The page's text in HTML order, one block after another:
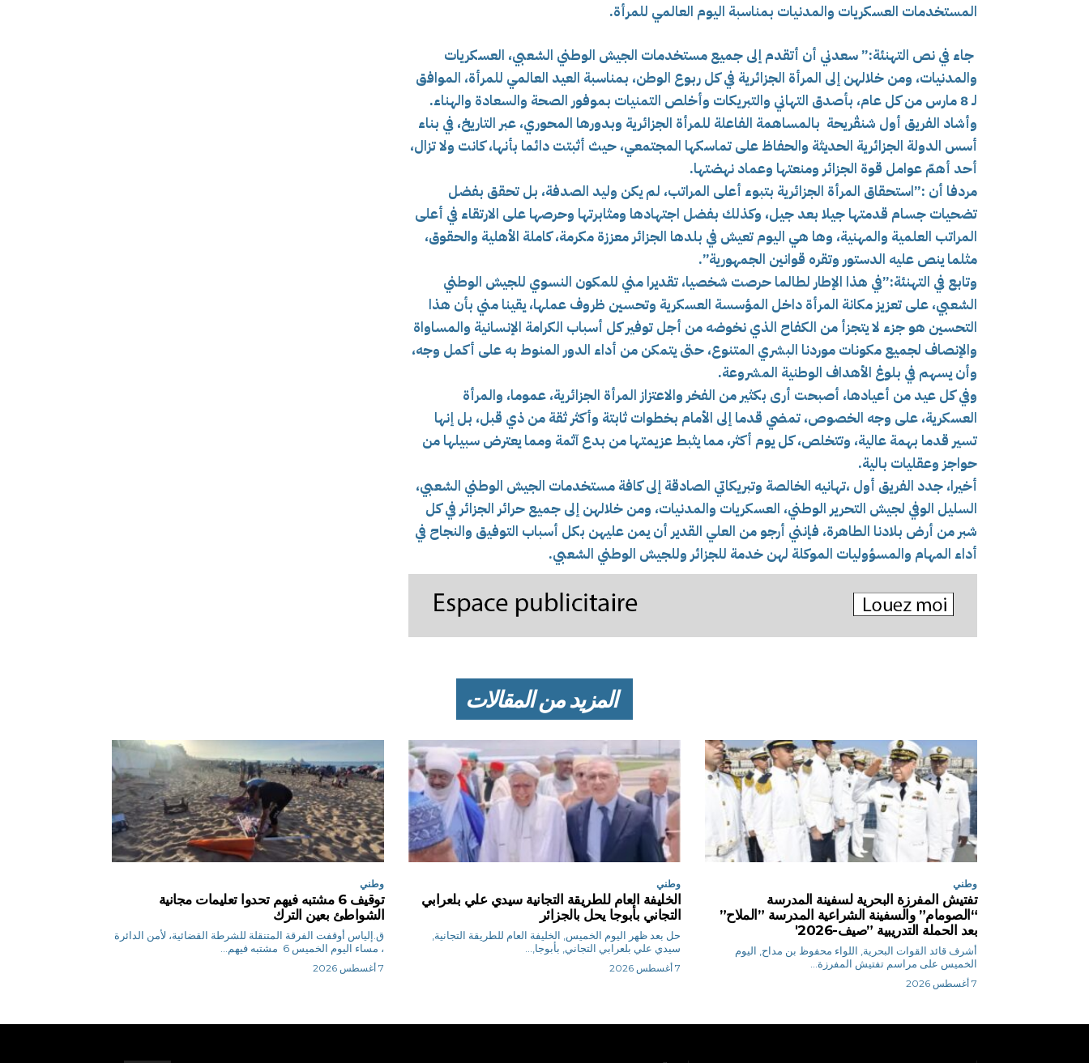
المستخدمات العسكريات والمدنيات بمناسبة اليوم العالمي للمرأة.
جاء في نص التهنئة:”سعدني أن أتقدم إلى جميع مستخدمات الجيش الوطني الشعبي، العسكريات
والمدنيات، ومن خلالهن إلى المرأة الجزائرية في كل ربوع الوطن، بمناسبة العيد العالمي للمرأة، الموافق
لـ 8 مارس من كل عام، بأصدق التهاني والتبريكات وأخلص التمنيات بموفور الصحة والسعادة والهناء.
وأشاد الفريق أول شنڨريحة بالمساهمة الفاعلة للمرأة الجزائرية وبدورها المحوري، عبر التاريخ، في بناء
أسس الدولة الجزائرية الحديثة والحفاظ على تماسكها المجتمعي، حيث أثبتت دائما بأنها، كانت ولا تزال،
أحد أهمّ عوامل قوة الجزائر ومنعتها وعماد نهضتها.
مردفا أن :”استحقاق المرأة الجزائرية بتبوء أعلى المراتب، لم يكن وليد الصدفة، بل تحقق بفضل
تضحيات جسام قدمتها جيلا بعد جيل، وكذلك بفضل اجتهادها ومثابرتها وحرصها على الارتقاء في أعلى
المراتب العلمية والمهنية، وها هي اليوم تعيش في بلدها الجزائر معززة مكرمة، كاملة الأهلية والحقوق،
مثلما ينص عليه الدستور وتقره قوانين الجمهورية”.
وتابع في التهنئة:”في هذا الإطار لطالما حرصت شخصيا، تقديرا مني للمكون النسوي للجيش الوطني
الشعبي، على تعزيز مكانة المرأة داخل المؤسسة العسكرية وتحسين ظروف عملها، يقينا مني بأن هذا
التحسين هو جزء لا يتجزأ من الكفاح الذي نخوضه من أجل توفير كل أسباب الكرامة الإنسانية والمساواة
والإنصاف لجميع مكونات موردنا البشري المتنوع، حتى يتمكن من أداء الدور المنوط به على أكمل وجه،
وأن يسهم في بلوغ الأهداف الوطنية المشروعة.
وفي كل عيد من أعيادها، أصبحت أرى بكثير من الفخر والاعتزاز المرأة الجزائرية، عموما، والمرأة
العسكرية، على وجه الخصوص، تمضي قدما إلى الأمام بخطوات ثابتة وأكثر ثقة من ذي قبل، بل إنها
تسير قدما بهمة عالية، وتتخلص، كل يوم أكثر، مما يثبط عزيمتها من بدع آثمة ومما يعترض سبيلها من
حواجز وعقليات بالية.
أخيرا، جدد الفريق أول ،تهانيه الخالصة وتبريكاتي الصادقة إلى كافة مستخدمات الجيش الوطني الشعبي،
السليل الوفي لجيش التحرير الوطني، العسكريات والمدنيات، ومن خلالهن إلى جميع حرائر الجزائر في كل
شبر من أرض بلادنا الطاهرة، فإنني أرجو من العلي القدير أن يمن عليهن بكل أسباب التوفيق والنجاح في
أداء المهام والمسؤوليات الموكلة لهن خدمة للجزائر وللجيش الوطني الشعبي.
المزيد من المقالات
وطني
تفتيش المفرزة البحرية لسفينة المدرسة
“الصومام” والسفينة الشراعية المدرسة ”الملاح”
بعد الحملة التدريبية ”صيف-2026′
أشرف قائد القوات البحرية, اللواء محفوظ بن مداح, اليوم
الخميس على مراسم تفتيش المفرزة...
7 أغسطس 2026
وطني
الخليفة العام للطريقة التجانية سيدي علي بلعرابي
التجاني بأبوجا يحل بالجزائر
حل بعد ظهر اليوم الخميس, الخليفة العام للطريقة التجانية,
سيدي علي بلعرابي التجاني, بأبوجا,...
7 أغسطس 2026
وطني
توقيف 6 مشتبه فيهم تحدوا تعليمات مجانية
الشواطئ بعين الترك
ق.إلياس أوقفت الفرقة المتنقلة للشرطة القضائية، لأمن الدائرة
، مساء اليوم الخميس 6 مشتبه فيهم...
7 أغسطس 2026